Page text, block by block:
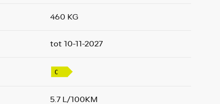
460 KG
tot 10-11-2027
5.7 L/100KM